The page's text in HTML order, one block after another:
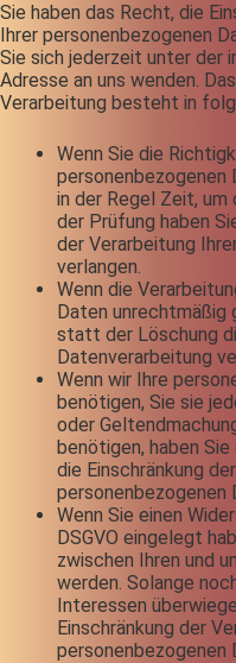
Sie haben das Recht, die
Ihrer personenbezogenen
Sie sich jederzeit unter der
Adresse an uns wenden.
Verarbeitung besteht in
Wenn Sie die
in der Regel Zeit, um
der Prüfung haben
der Verarbeitung
verlangen.
Wenn die
Daten unrechtmäßig
statt der Löschung
Datenverarbeitung
Wenn wir Ihre
benötigen, Sie sie
oder
benötigen, haben
die Einschränkung
personenbezogenen
Wenn Sie einen
DSGVO eingelegt
zwischen Ihren und
werden. Solange
Interessen
Einschränkung der
personenbezogenen